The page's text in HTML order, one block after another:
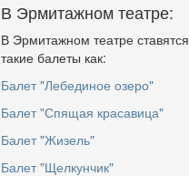
В Эрмитажном театре:
В Эрмитажном театре ставятся
такие балеты как:
Балет "Лебединое озеро"
Балет "Спящая красавица"
Балет "Жизель"
Балет "Щелкунчик"